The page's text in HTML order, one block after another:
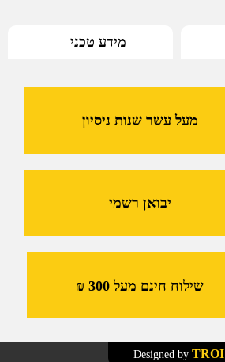
Conversion
Stock
מידע טכני
מעל עשר שנות ניסיון
יבואן רשמי
שילוח חינם מעל 300 ₪
TROI